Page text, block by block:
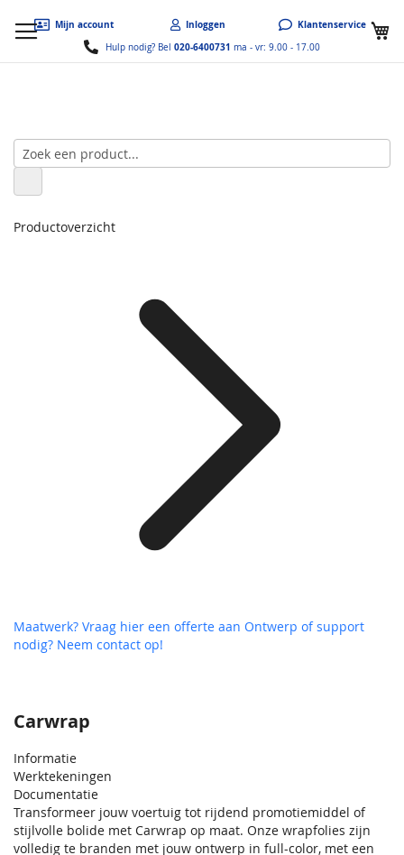
Mijn account Inloggen Klantenservice
Hulp nodig? Bel 020-6400731 ma - vr: 9.00 - 17.00
Carwrap
Informatie
Werktekeningen
Documentatie
Transformeer jouw voertuig tot rijdend promotiemiddel of
stijlvolle bolide met Carwrap op maat. Onze wrapfolies zijn
volledig te branden met jouw ontwerp in full-color, met een
Productoverzicht
Maatwerk? Vraag hier een offerte aan Ontwerp of support
nodig? Neem contact op!